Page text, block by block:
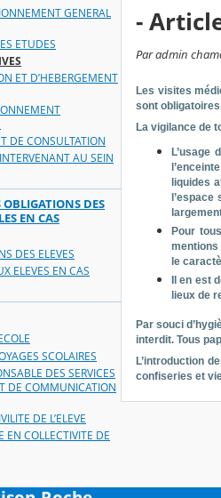
GENERAL
ETUDES
ET D’HEBERGEMENT
DE CONSULTATION
AU SEIN
OBLIGATIONS DES
EN CAS
DES ELEVES
ELEVES EN CAS
SCOLAIRES
DES SERVICES
DE COMMUNICATION
DE L’ELEVE
EN COLLECTIVITE DE
-
Par admin
Les visites
sont
La vigilance de
liquides
Pour
mentions
le
Il en est
lieux de
Par souci
interdit. Tous
L’introduction
confiseries et